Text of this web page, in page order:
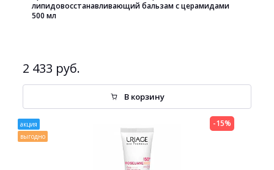
липидовосстанавливающий бальзам с церамидами
500 мл
2 433 руб.
В корзину
акция
выгодно
-15%